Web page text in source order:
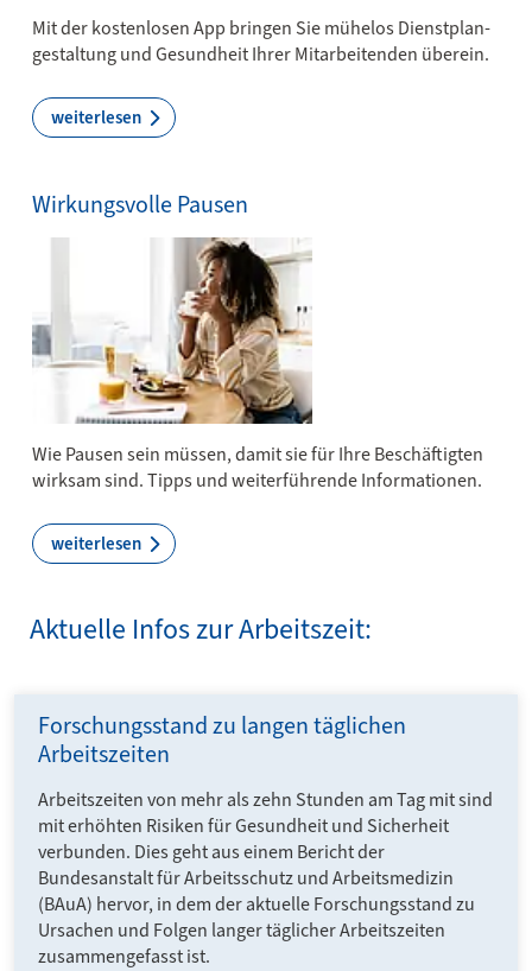
Mit der kostenlosen App bringen Sie mühelos Dienst­plan­
gestaltung und Gesundheit Ihrer Mitarbeitenden überein.
weiterlesen
Wirkungsvolle Pausen
Wie Pausen sein müssen, damit sie für Ihre Beschäftigten
wirksam sind. Tipps und weiterführende Informationen.
weiterlesen
Aktuelle Infos zur Arbeitszeit:
Forschungsstand zu langen täglichen
Arbeitszeiten
Arbeitszeiten von mehr als zehn Stunden am Tag mit sind
mit erhöhten Risiken für Gesundheit und Sicherheit
verbunden. Dies geht aus einem Bericht der
Bundesanstalt für Arbeitsschutz und Arbeitsmedizin
(BAuA) hervor, in dem der aktuelle Forschungsstand zu
Ursachen und Folgen langer täglicher Arbeitszeiten
zusammengefasst ist.